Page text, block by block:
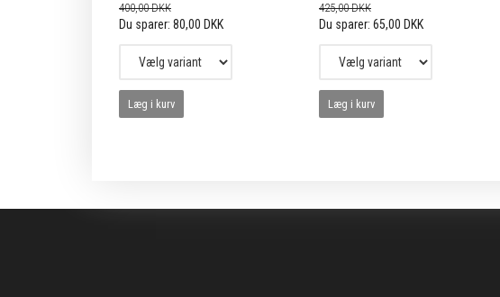
400,00 DKK
Du sparer: 80,00 DKK
Læg i kurv
425,00 DKK
Du sparer: 65,00 DKK
Læg i kurv